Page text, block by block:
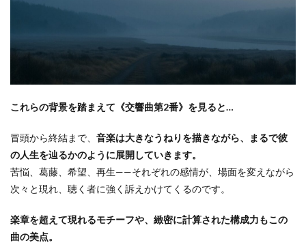
これらの背景を踏まえて《交響曲第2番》を見ると…
冒頭から終結まで、 音楽は大きなうねりを描きながら、まるで彼
の人生を辿るかのように展開していきます。
苦悩、葛藤、希望、再生——それぞれの感情が、場面を変えながら
次々と現れ、聴く者に強く訴えかけてくるのです。
楽章を超えて現れるモチーフや、緻密に計算された構成力もこの
曲の美点。